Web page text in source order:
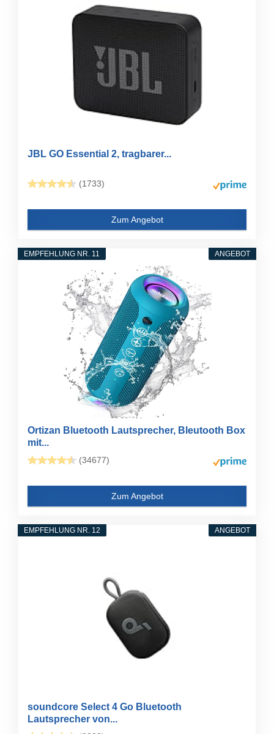
JBL GO Essential 2, tragbarer...
(1733)
Zum Angebot
ANGEBOT
EMPFEHLUNG NR. 11
Ortizan Bluetooth Lautsprecher, Bleutooth Box
mit...
(34677)
Zum Angebot
ANGEBOT
EMPFEHLUNG NR. 12
soundcore Select 4 Go Bluetooth
Lautsprecher von...